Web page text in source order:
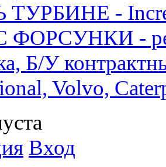
-
-
Б/У
Volvo,
Вход